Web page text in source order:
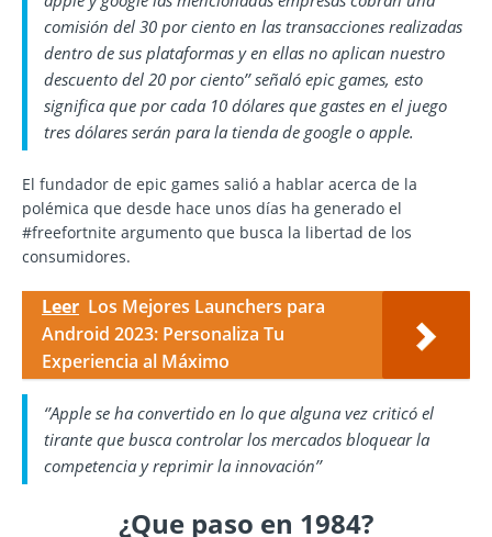
comisión del 30 por ciento en las transacciones realizadas
dentro de sus plataformas y en ellas no aplican nuestro
descuento del 20 por ciento’’ señaló epic games, esto
significa que por cada 10 dólares que gastes en el juego
tres dólares serán para la tienda de google o apple.
El fundador de epic games salió a hablar acerca de la
polémica que desde hace unos días ha generado el
#freefortnite argumento que busca la libertad de los
consumidores.
Leer Los Mejores Launchers para
Android 2023: Personaliza Tu
Experiencia al Máximo
‘’Apple se ha convertido en lo que alguna vez criticó el
tirante que busca controlar los mercados bloquear la
competencia y reprimir la innovación’’
¿Que paso en 1984?